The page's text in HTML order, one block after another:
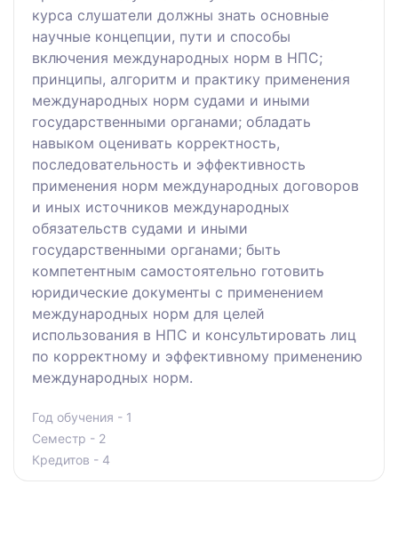
курса слушатели должны знать основные
научные концепции, пути и способы
включения международных норм в НПС;
принципы, алгоритм и практику применения
международных норм судами и иными
государственными органами; обладать
навыком оценивать корректность,
последовательность и эффективность
применения норм международных договоров
и иных источников международных
обязательств судами и иными
государственными органами; быть
компетентным самостоятельно готовить
юридические документы с применением
международных норм для целей
использования в НПС и консультировать лиц
по корректному и эффективному применению
международных норм.
Год обучения - 1
Семестр - 2
Кредитов - 4